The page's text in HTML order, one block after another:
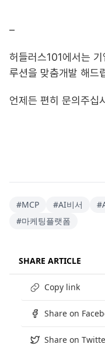
–
허들러스101에서는
루션을 맞춤개발 해드
언제든 편히 문의주십
#MCP #AI비서 #
#마케팅플랫폼
SHARE ARTICLE
Copy link
Share on
Share on